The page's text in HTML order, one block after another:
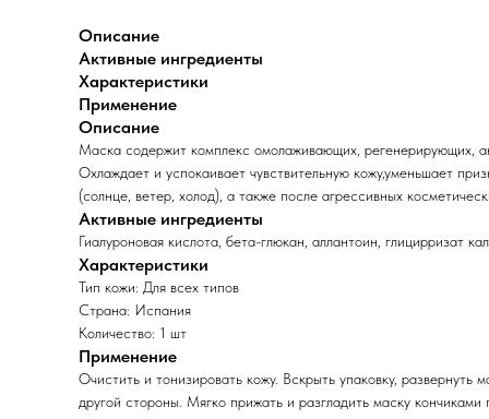
Описание
Активные ингредиенты
Характеристики
Применение
Описание
Маска содержит комплекс омолаживающих, регенерирующих,
Охлаждает и успокаивает чувствительную кожу,уменьшает
(солнце, ветер, холод), а также после агрессивных
Активные ингредиенты
Гиалуроновая кислота, бета-глюкан, аллантоин, глицирризат
Характеристики
Тип кожи: Для всех типов
Страна: Испания
Количество: 1 шт
Применение
Очистить и тонизировать кожу. Вскрыть упаковку,
другой стороны. Мягко прижать и разгладить маску